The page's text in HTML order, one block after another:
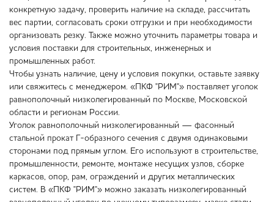
конкретную задачу, проверить наличие на складе, рассчитать
вес партии, согласовать сроки отгрузки и при необходимости
организовать резку. Также можно уточнить параметры товара и
условия поставки для строительных, инженерных и
промышленных работ.
Чтобы узнать наличие, цену и условия покупки, оставьте заявку
или свяжитесь с менеджером. «ПКФ "РИМ"» поставляет уголок
равнополочный низколегированный по Москве, Московской
области и регионам России.
Уголок равнополочный низколегированный — фасонный
стальной прокат Г-образного сечения с двумя одинаковыми
сторонами под прямым углом. Его используют в строительстве,
промышленности, ремонте, монтаже несущих узлов, сборке
каркасов, опор, рам, ограждений и других металлических
систем. В «ПКФ "РИМ"» можно заказать низколегированный